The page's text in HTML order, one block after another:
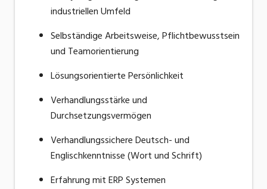
industriellen Umfeld
Selbständige Arbeitsweise, Pflichtbewusstsein
und Teamorientierung
Lösungsorientierte Persönlichkeit
Verhandlungsstärke und
Durchsetzungsvermögen
Verhandlungssichere Deutsch- und
Englischkenntnisse (Wort und Schrift)
Erfahrung mit ERP Systemen